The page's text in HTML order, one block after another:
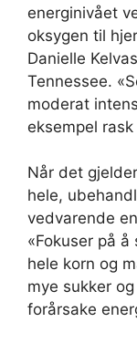
energinivået
oksygen til
Danielle
Tennessee.
moderat
eksempel
Når det
hele,
vedvarende
«Fokuser på
hele korn og
mye sukker
forårsake